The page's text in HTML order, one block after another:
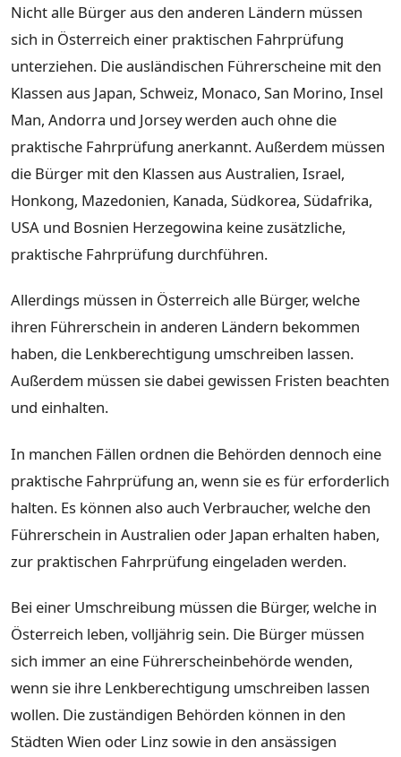
Nicht alle Bürger aus den anderen Ländern müssen
sich in Österreich einer praktischen Fahrprüfung
unterziehen. Die ausländischen Führerscheine mit den
Klassen aus Japan, Schweiz, Monaco, San Morino, Insel
Man, Andorra und Jorsey werden auch ohne die
praktische Fahrprüfung anerkannt. Außerdem müssen
die Bürger mit den Klassen aus Australien, Israel,
Honkong, Mazedonien, Kanada, Südkorea, Südafrika,
USA und Bosnien Herzegowina keine zusätzliche,
praktische Fahrprüfung durchführen.
Allerdings müssen in Österreich alle Bürger, welche
ihren Führerschein in anderen Ländern bekommen
haben, die Lenkberechtigung umschreiben lassen.
Außerdem müssen sie dabei gewissen Fristen beachten
und einhalten.
In manchen Fällen ordnen die Behörden dennoch eine
praktische Fahrprüfung an, wenn sie es für erforderlich
halten. Es können also auch Verbraucher, welche den
Führerschein in Australien oder Japan erhalten haben,
zur praktischen Fahrprüfung eingeladen werden.
Bei einer Umschreibung müssen die Bürger, welche in
Österreich leben, volljährig sein. Die Bürger müssen
sich immer an eine Führerscheinbehörde wenden,
wenn sie ihre Lenkberechtigung umschreiben lassen
wollen. Die zuständigen Behörden können in den
Städten Wien oder Linz sowie in den ansässigen